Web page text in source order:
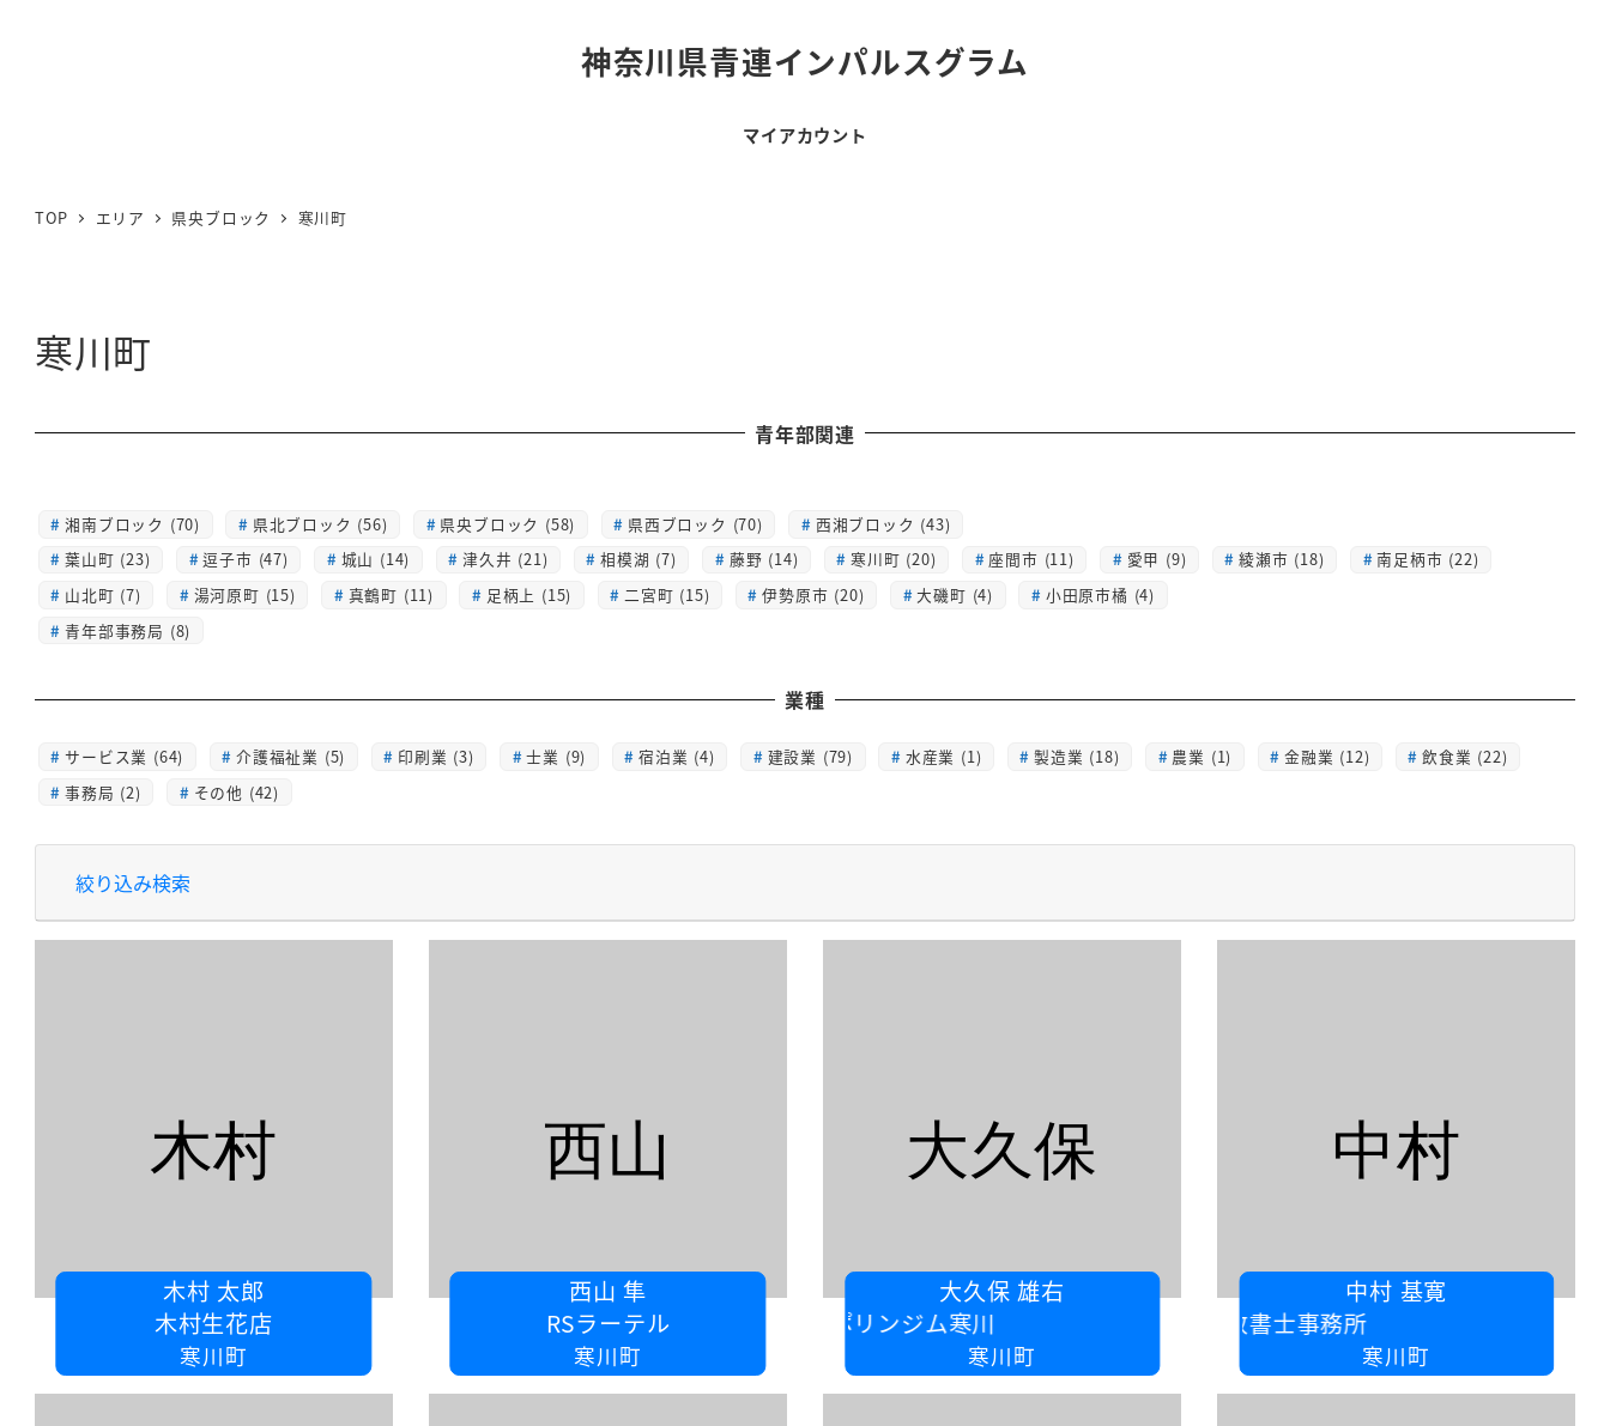
神奈川県青連インパルスグラム
マイアカウント
TOP エリア 県央ブロック 寒川町
寒川町
青年部関連
湘南ブロック (70) 県北ブロック (56) 県央ブロック (58) 県西ブロック (70)
西湘ブロック (43)
葉山町 (23)
逗子市 (47) 城山 (14) 津久井 (21) 相模湖 (7) 藤野 (14) 寒川町 (20) 座間市 (11) 愛甲 (9) 綾瀬市 (18)
南足柄市 (22)
山北町 (7)
湯河原町 (15) 真鶴町 (11) 足柄上 (15) 二宮町 (15) 伊勢原市 (20) 大磯町 (4)
小田原市橘 (4)
青年部事務局 (8)
業種
サービス業 (64) 介護福祉業 (5) 印刷業 (3) 士業 (9) 宿泊業 (4) 建設業 (79) 水産業 (1) 製造業 (18) 農業 (1) 金融業 (12)
飲食業 (22)
事務局 (2)
その他 (42)
絞り込み検索
木村 太郎
木村生花店
寒川町
木村
西山 隼
RSラーテル
寒川町
西山
大久保 雄右
ピーストランポリンジム寒川
寒川町
大久保
中村 基寛
中村行政書士事務所
寒川町
中村